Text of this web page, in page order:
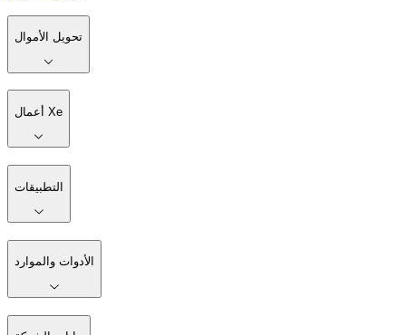
تحويل الأموال
أعمال Xe
التطبيقات
الأدوات والموارد